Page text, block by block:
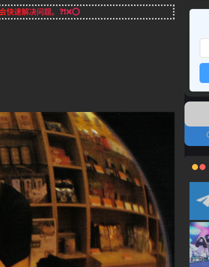
快速解决问题。❓❗❌⭕